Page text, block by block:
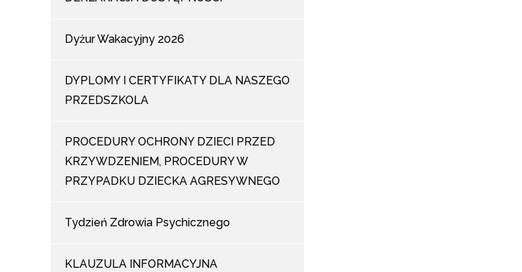
Dyżur Wakacyjny 2026
DYPLOMY I CERTYFIKATY DLA NASZEGO
PRZEDSZKOLA
PROCEDURY OCHRONY DZIECI PRZED
KRZYWDZENIEM, PROCEDURY W
PRZYPADKU DZIECKA AGRESYWNEGO
Tydzień Zdrowia Psychicznego
KLAUZULA INFORMACYJNA